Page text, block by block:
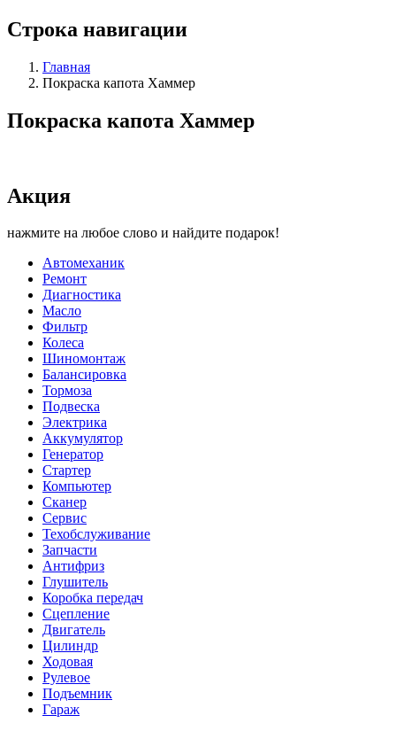
Строка навигации
Главная
Покраска капота Хаммер
Покраска капота Хаммер
Акция
нажмите на любое слово и найдите подарок!
Автомеханик
Ремонт
Диагностика
Масло
Фильтр
Колеса
Шиномонтаж
Балансировка
Тормоза
Подвеска
Электрика
Аккумулятор
Генератор
Стартер
Компьютер
Сканер
Сервис
Техобслуживание
Запчасти
Антифриз
Глушитель
Коробка передач
Сцепление
Двигатель
Цилиндр
Ходовая
Рулевое
Подъемник
Гараж